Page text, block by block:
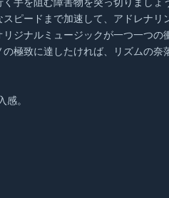
ピードまで加速して、アドレナリ
ジナルミュージックが一つ一つの
極致に達したければ、リズムの奈
。